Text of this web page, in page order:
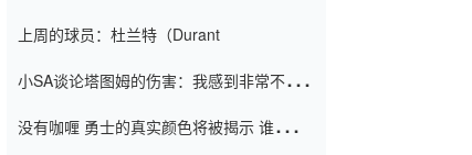
上周的球员：杜兰特（Durant
小SA谈论塔图姆的伤害：我感到非常不舒
没有咖喱 勇士的真实颜色将被揭示 谁注意